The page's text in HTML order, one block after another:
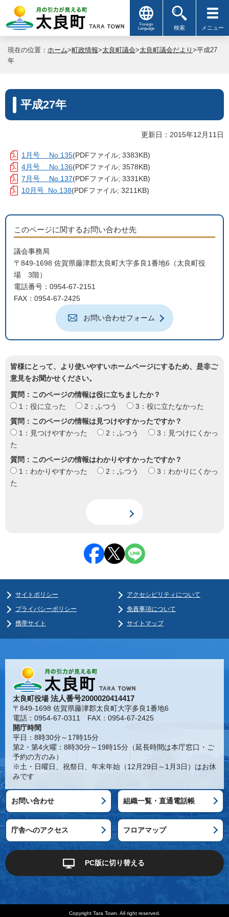
Foreign
Language
検索 メニュー
現在の位置： ホーム>町政情報>太良町議会>太良町議会だより >平成27
年
平成27年
更新日：2015年12月11日
1月号 No.135(PDFファイル; 3383KB)
4月号 No.136(PDFファイル; 3578KB)
7月号 No.137(PDFファイル; 3331KB)
10月号 No.138(PDFファイル; 3211KB)
このページに関するお問い合わせ先
議会事務局
〒849-1698 佐賀県藤津郡太良町大字多良1番地6（太良町役
場 3階）
電話番号：0954-67-2151
FAX：0954-67-2425
お問い合わせフォーム
皆様にとって、より使いやすいホームページにするため、是非ご
意見をお聞かせください。
質問：このページの情報は役に立ちましたか？
1：役に立った
2：ふつう
3：役に立たなかった
質問：このページの情報は見つけやすかったですか？
1：見つけやすかった
2：ふつう
3：見つけにくかっ
た
質問：このページの情報はわかりやすかったですか？
1：わかりやすかった
2：ふつう
3：わかりにくかっ
た
サイトポリシー
アクセシビリティについて
プライバシーポリシー
免責事項について
携帯サイト
サイトマップ
太良町役場法人番号2000020414417
〒849-1698 佐賀県藤津郡太良町大字多良1番地6
電話：0954-67-0311 FAX：0954-67-2425
開庁時間
平日：8時30分～17時15分
第2・第4火曜：8時30分～19時15分（延長時間は本庁窓口・ご
予約の方のみ）
※土・日曜日、祝祭日、年末年始（12月29日～1月3日）はお休
みです
お問い合わせ 組織一覧・直通電話帳
庁舎へのアクセス フロアマップ
PC版に切り替える
Copyright Tara Town. All right reserved.